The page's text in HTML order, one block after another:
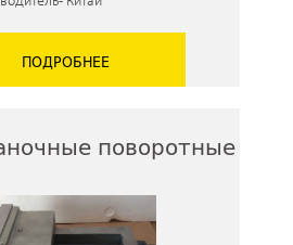
ПОДРОБНЕЕ
поворотные